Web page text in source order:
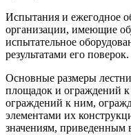
Испытания и ежегодное
организации, имеющие
испытательное
результатами его поверок.
Основные размеры
площадок и ограждений
ограждений к ним,
элементами их
значениям, приведенным